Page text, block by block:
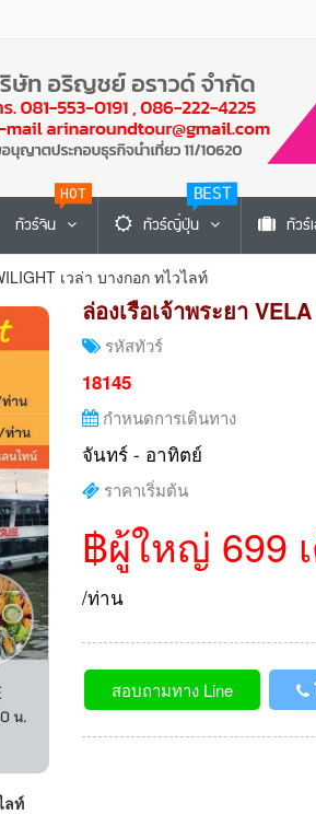
ทัวร์จีน ทัวร์ญี่ปุ่น
BEST
ทัวร์
เวล่า บางกอก ทไวไลท์
ล่องเรือเจ้าพระยา
รหัสทัวร์
18145
กำหนดการเดินทาง
จันทร์ - อาทิตย์
ราคาเริ่มต้น
฿ผู้ใหญ่ 699
/ท่าน
สอบถามทาง Line
ลท์